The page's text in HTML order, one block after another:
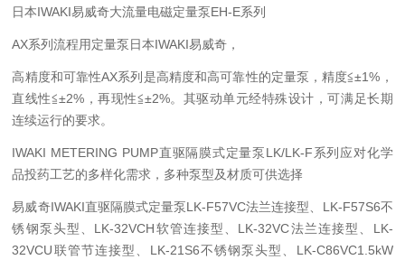
日本IWAKI易威奇大流量电磁定量泵EH-E系列
AX系列流程用定量泵日本IWAKI易威奇，
高精度和可靠性AX系列是高精度和高可靠性的定量泵，精度≦±1%，
直线性≦±2%，再现性≦±2%。其驱动单元经特殊设计，可满足长期
连续运行的要求。
IWAKI METERING PUMP直驱隔膜式定量泵LK/LK-F系列应对化学
品投药工艺的多样化需求，多种泵型及材质可供选择
易威奇IWAKI直驱隔膜式定量泵LK-F57VC法兰连接型、LK-F57S6不
锈钢泵头型、LK-32VCH软管连接型、LK-32VC法兰连接型、LK-
32VCU联管节连接型、LK-21S6不锈钢泵头型、LK-C86VC1.5kW